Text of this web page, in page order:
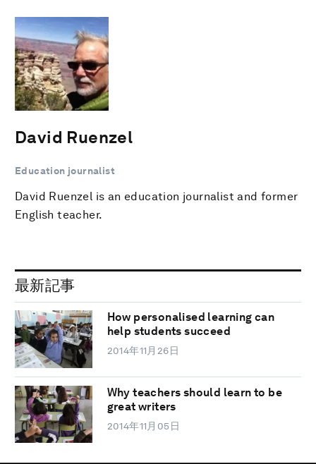
David Ruenzel
Education journalist
David Ruenzel is an education journalist and former
English teacher.
最新記事
How personalised learning can
help students succeed
2014年11月26日
Why teachers should learn to be
great writers
2014年11月05日